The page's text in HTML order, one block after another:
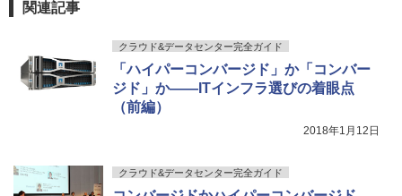
関連記事
クラウド&データセンター完全ガイド
「ハイパーコンバージド」か「コンバー
ジド」か――ITインフラ選びの着眼点
（前編）
2018年1月12日
クラウド&データセンター完全ガイド